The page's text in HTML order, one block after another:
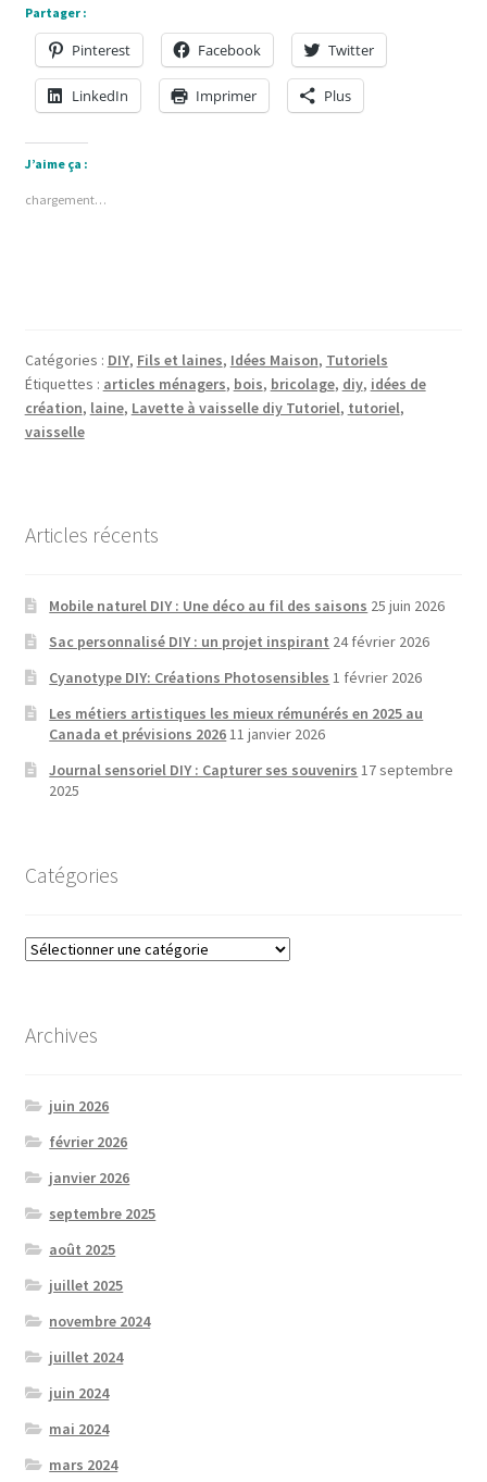
Partager :
Pinterest Facebook Twitter
LinkedIn Imprimer Plus
J’aime ça :
chargement…
Catégories : DIY, Fils et laines, Idées Maison, Tutoriels
Étiquettes : articles ménagers, bois, bricolage, diy, idées de
création, laine, Lavette à vaisselle diy Tutoriel, tutoriel,
vaisselle
Articles récents
Mobile naturel DIY : Une déco au fil des saisons 25 juin 2026
Sac personnalisé DIY : un projet inspirant 24 février 2026
Cyanotype DIY: Créations Photosensibles 1 février 2026
Les métiers artistiques les mieux rémunérés en 2025 au
Canada et prévisions 202611 janvier 2026
Journal sensoriel DIY : Capturer ses souvenirs 17 septembre
2025
Catégories
Catégories
Archives
juin 2026
février 2026
janvier 2026
septembre 2025
août 2025
juillet 2025
novembre 2024
juillet 2024
juin 2024
mai 2024
mars 2024